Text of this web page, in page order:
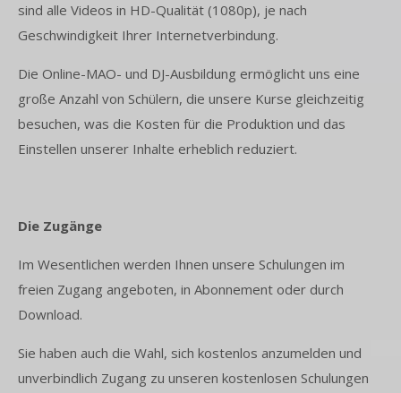
sind alle Videos in HD-Qualität (1080p), je nach
Geschwindigkeit Ihrer Internetverbindung.
Die Online-MAO- und DJ-Ausbildung ermöglicht uns eine
große Anzahl von Schülern, die unsere Kurse gleichzeitig
besuchen, was die Kosten für die Produktion und das
Einstellen unserer Inhalte erheblich reduziert.
Die Zugänge
Im Wesentlichen werden Ihnen unsere Schulungen im
freien Zugang angeboten, in Abonnement oder durch
Download.
Sie haben auch die Wahl, sich kostenlos anzumelden und
unverbindlich Zugang zu unseren kostenlosen Schulungen